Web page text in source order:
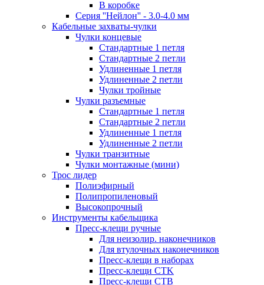
В коробке
Серия ''Нейлон'' - 3.0-4.0 мм
Кабельные захваты-чулки
Чулки концевые
Стандартные 1 петля
Стандартные 2 петли
Удлиненные 1 петля
Удлиненные 2 петли
Чулки тройные
Чулки разъемные
Стандартные 1 петля
Стандартные 2 петли
Удлиненные 1 петля
Удлиненные 2 петли
Чулки транзитные
Чулки монтажные (мини)
Трос лидер
Полиэфирный
Полипропиленовый
Высокопрочный
Инструменты кабельщика
Пресс-клещи ручные
Для неизолир. наконечников
Для втулочных наконечников
Пресс-клещи в наборах
Пресс-клещи CTK
Пресс-клещи CTB